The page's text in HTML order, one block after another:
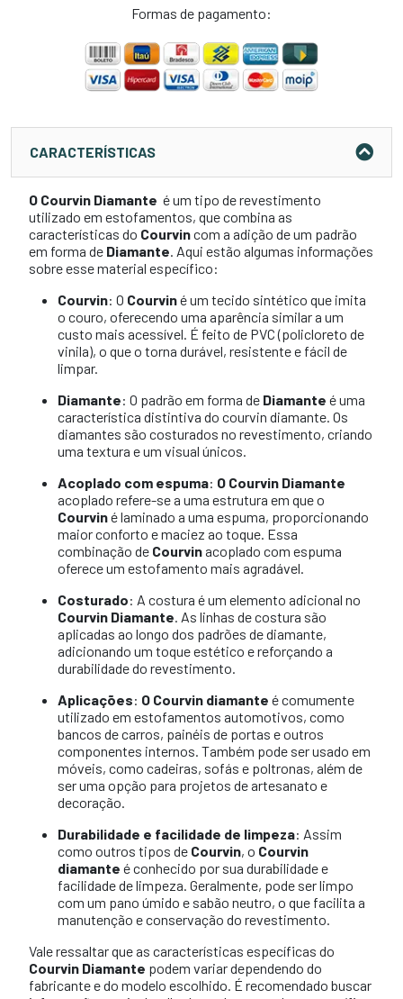
Formas de pagamento:
CARACTERÍSTICAS
O Courvin Diamante é um tipo de revestimento
utilizado em estofamentos, que combina as
características do Courvincom a adição de um padrão
em forma de Diamante . Aqui estão algumas informações
sobre esse material específico:
Courvin: O Courviné um tecido sintético que imita
o couro, oferecendo uma aparência similar a um
custo mais acessível. É feito de PVC (policloreto de
vinila), o que o torna durável, resistente e fácil de
limpar.
Diamante: O padrão em forma de Diamante é uma
característica distintiva do courvin diamante. Os
diamantes são costurados no revestimento, criando
uma textura e um visual únicos.
Acoplado com espuma: O Courvin Diamante
acoplado refere-se a uma estrutura em que o
Courviné laminado a uma espuma, proporcionando
maior conforto e maciez ao toque. Essa
combinação de Courvinacoplado com espuma
oferece um estofamento mais agradável.
Costurado: A costura é um elemento adicional no
Courvin Diamante . As linhas de costura são
aplicadas ao longo dos padrões de diamante,
adicionando um toque estético e reforçando a
durabilidade do revestimento.
Aplicações: O Courvin diamante é comumente
utilizado em estofamentos automotivos, como
bancos de carros, painéis de portas e outros
componentes internos. Também pode ser usado em
móveis, como cadeiras, sofás e poltronas, além de
ser uma opção para projetos de artesanato e
decoração.
Durabilidade e facilidade de limpeza: Assim
como outros tipos de Courvin, o Courvin
diamante é conhecido por sua durabilidade e
facilidade de limpeza. Geralmente, pode ser limpo
com um pano úmido e sabão neutro, o que facilita a
manutenção e conservação do revestimento.
Vale ressaltar que as características específicas do
Courvin Diamante podem variar dependendo do
fabricante e do modelo escolhido. É recomendado buscar